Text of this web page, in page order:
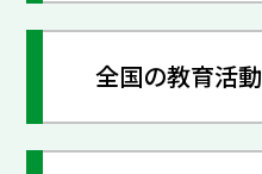
全国の教育活動